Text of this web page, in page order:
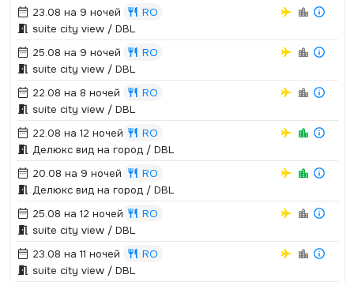
23.08 на 9 ночей
RO
suite city view / DBL
25.08 на 9 ночей
RO
suite city view / DBL
22.08 на 8 ночей
RO
suite city view / DBL
22.08 на 12 ночей
RO
Делюкс вид на город / DBL
20.08 на 9 ночей
RO
Делюкс вид на город / DBL
25.08 на 12 ночей
RO
suite city view / DBL
23.08 на 11 ночей
RO
suite city view / DBL